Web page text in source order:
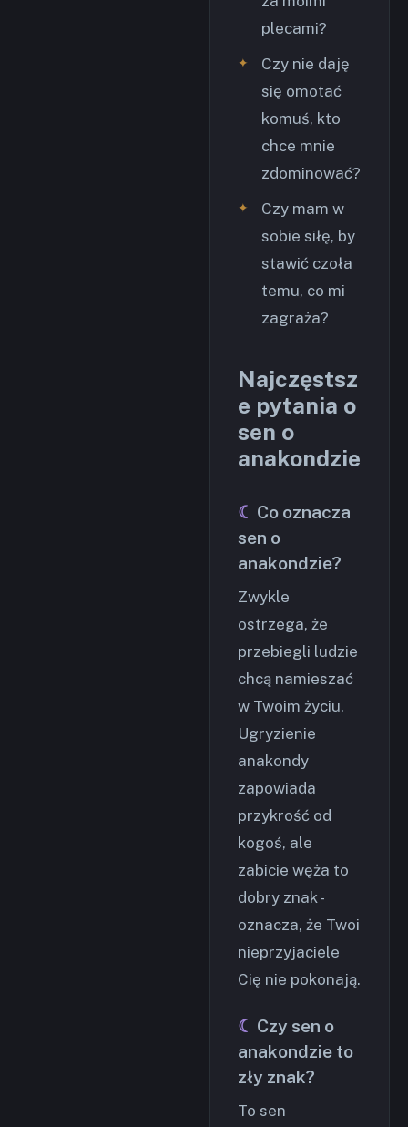
plecami?
Czy nie daję
się omotać
komuś, kto
chce mnie
zdominować?
Czy mam w
sobie siłę, by
stawić czoła
temu, co mi
zagraża?
Najczęstsz
e pytania o
sen o
anakondzie
Co oznacza
sen o
anakondzie?
Zwykle
ostrzega, że
przebiegli ludzie
chcą namieszać
w Twoim życiu.
Ugryzienie
anakondy
zapowiada
przykrość od
kogoś, ale
zabicie węża to
dobry znak -
oznacza, że Twoi
nieprzyjaciele
Cię nie pokonają.
Czy sen o
anakondzie to
zły znak?
To sen